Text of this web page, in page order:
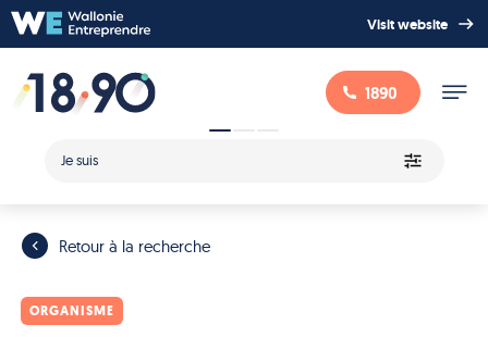
Visit website
1890
Je suis
Retour à la recherche
ORGANISME